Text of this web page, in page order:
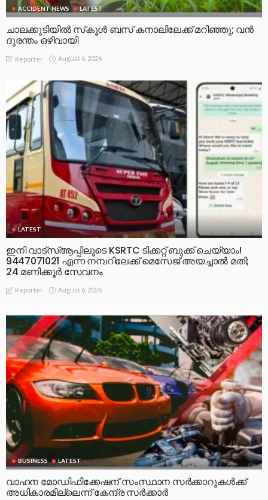
ACCIDENT NEWS LATEST
ചാലക്കുടിയിൽ സ്‌കൂൾ ബസ് കനാലിലേക്ക് മറിഞ്ഞു; വൻ
ദുരന്തം ഒഴിവായി
Reporter August 6, 2026
LATEST
ഇനി വാട്‌സ്ആപ്പിലൂടെ KSRTC ടിക്കറ്റ് ബുക്ക് ചെയ്യാം!
9447071021 എന്ന നമ്പറിലേക്ക് മെസേജ് അയച്ചാൽ മതി;
24 മണിക്കൂർ സേവനം
Reporter August 6, 2026
BUSINESS LATEST
വാഹന മോഡിഫിക്കേഷന് സംസ്ഥാന സർക്കാറുകൾക്ക്
അധികാരമില്ലെന്ന് കേന്ദ്ര സർക്കാർ